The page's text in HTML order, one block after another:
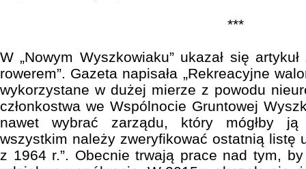
***
W „Nowym Wyszkowiaku” ukazał się
rowerem”. Gazeta napisała „Rekreacyjne
wykorzystane w dużej mierze z powodu
członkostwa we Wspólnocie Gruntowej
nawet wybrać zarządu, który mógłby ją
wszystkim należy zweryfikować ostatnią listę
z 1964 r.”. Obecnie trwają prace nad tym,